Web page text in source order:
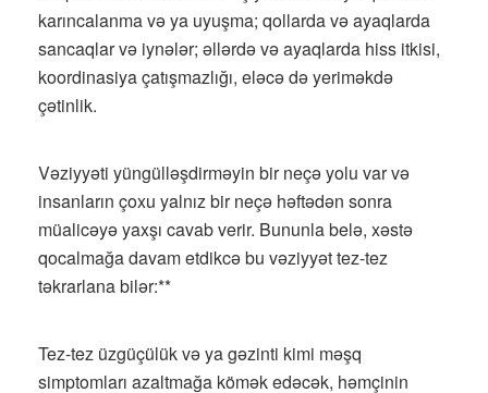
karıncalanma və ya uyuşma; qollarda və ayaqlarda
sancaqlar və iynələr; əllərdə və ayaqlarda hiss itkisi,
koordinasiya çatışmazlığı, eləcə də yeriməkdə
çətinlik.
Vəziyyəti yüngülləşdirməyin bir neçə yolu var və
insanların çoxu yalnız bir neçə həftədən sonra
müalicəyə yaxşı cavab verir. Bununla belə, xəstə
qocalmağa davam etdikcə bu vəziyyət tez-tez
təkrarlana bilər:**
Tez-tez üzgüçülük və ya gəzinti kimi məşq
simptomları azaltmağa kömək edəcək, həmçinin